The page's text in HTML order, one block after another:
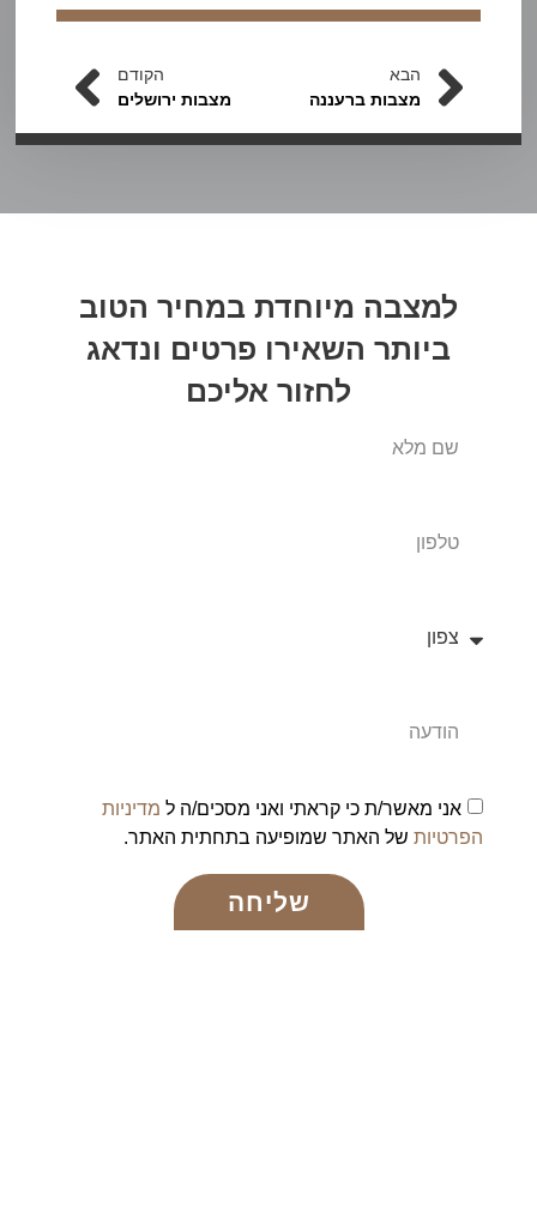
הבא
מצבות ברעננה
הקודם
מצבות ירושלים
למצבה מיוחדת במחיר הטוב
ביותר השאירו פרטים ונדאג
לחזור אליכם
אני מאשר/ת כי קראתי ואני מסכים/ה ל מדיניות
הפרטיותשל האתר שמופיעה בתחתית האתר.
שליחה